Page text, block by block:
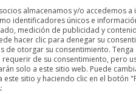
almacenamos y/o accedemos
identificadores únicos e
medición de publicidad y
hacer clic para denegar su
de otorgar su consentimiento.
de su consentimiento, pero
solo a este sitio web. Puede
este sitio y haciendo clic en el botón